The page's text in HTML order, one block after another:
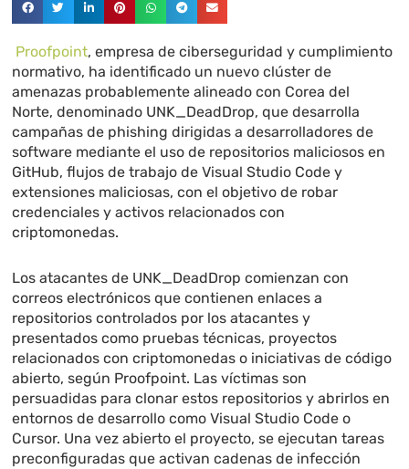
Proofpoint, empresa de ciberseguridad y cumplimiento
normativo, ha identificado un nuevo clúster de
amenazas probablemente alineado con Corea del
Norte, denominado UNK_DeadDrop, que desarrolla
campañas de phishing dirigidas a desarrolladores de
software mediante el uso de repositorios maliciosos en
GitHub, flujos de trabajo de Visual Studio Code y
extensiones maliciosas, con el objetivo de robar
credenciales y activos relacionados con
criptomonedas.
Los atacantes de UNK_DeadDrop comienzan con
correos electrónicos que contienen enlaces a
repositorios controlados por los atacantes y
presentados como pruebas técnicas, proyectos
relacionados con criptomonedas o iniciativas de código
abierto, según Proofpoint. Las víctimas son
persuadidas para clonar estos repositorios y abrirlos en
entornos de desarrollo como Visual Studio Code o
Cursor. Una vez abierto el proyecto, se ejecutan tareas
preconfiguradas que activan cadenas de infección